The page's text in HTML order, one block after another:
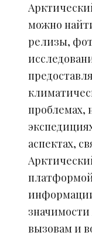
можно
релизы,
проблемах,
аспектах,
вызовам и